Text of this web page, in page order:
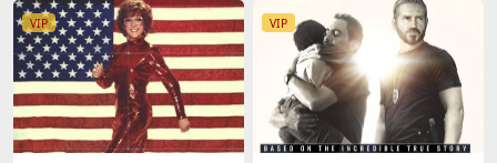
[MP4/7.5GB][中文字幕]
清未删减][MP4/9.5GB][中英
字幕]
VIP VIP